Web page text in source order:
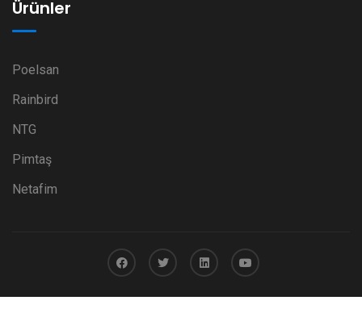
Ürünler
Poelsan
Rainbird
NTG
Pimtaş
Netafim